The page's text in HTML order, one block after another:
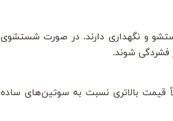
و نگهداری دارند. در صورت شستشوی
شوند.
قیمت بالاتری نسبت به سوتین‌های ساده